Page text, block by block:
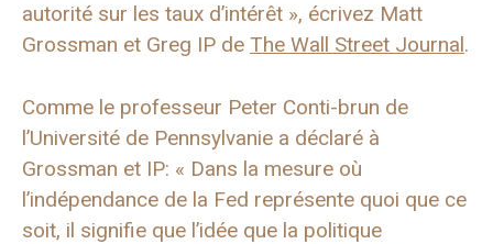
autorité sur les taux d’intérêt », écrivez Matt
Grossman et Greg IP de The Wall Street Journal.
Comme le professeur Peter Conti-brun de
l’Université de Pennsylvanie a déclaré à
Grossman et IP: « Dans la mesure où
l’indépendance de la Fed représente quoi que ce
soit, il signifie que l’idée que la politique